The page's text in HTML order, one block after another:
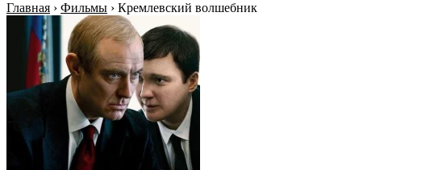
Главная › Фильмы › Кремлевский волшебник